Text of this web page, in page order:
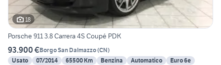
18
Porsche 911 3.8 Carrera 4S Coupé PDK
93.900 €Borgo San Dalmazzo(CN)
Usato
07/2014 65500 Km Benzina Automatico
Euro 6e